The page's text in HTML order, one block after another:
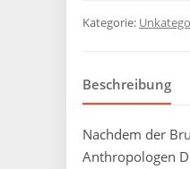
Kategorie:
Beschreibung
Nachdem der
Anthropologen